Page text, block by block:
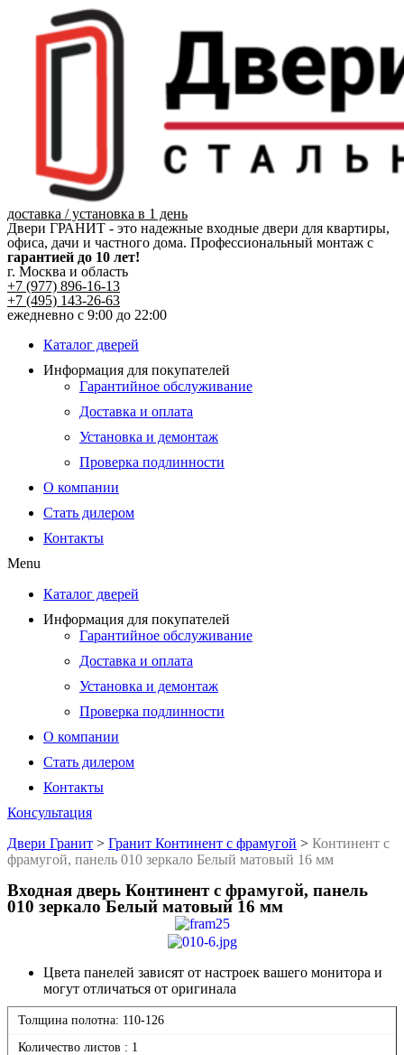
Перейти
содержимому
доставка / установка в 1 день
Двери ГРАНИТ - это надежные входные двери для квартиры,
офиса, дачи и частного дома. Профессиональный монтаж с
гарантией до 10 лет!
г. Москва и область
+7 (977) 896-16-13
+7 (495) 143-26-63
ежедневно с 9:00 до 22:00
Каталог дверей
Информация для покупателей
Гарантийное обслуживание
Доставка и оплата
Установка и демонтаж
Проверка подлинности
О компании
Стать дилером
Контакты
Menu
Каталог дверей
Информация для покупателей
Гарантийное обслуживание
Доставка и оплата
Установка и демонтаж
Проверка подлинности
О компании
Стать дилером
Контакты
Консультация
Двери Гранит > Гранит Континент с фрамугой > Континент с
фрамугой, панель 010 зеркало Белый матовый 16 мм
Входная дверь Континент с фрамугой, панель
010 зеркало Белый матовый 16 мм
Цвета панелей зависят от настроек вашего монитора и
могут отличаться от оригинала
Толщина полотна: 110-126
Количество листов : 1